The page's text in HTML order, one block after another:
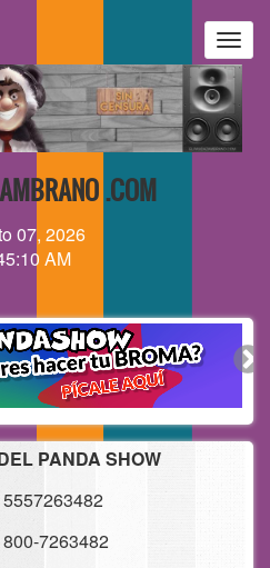
.COM
07, 2026
AM
PANDA SHOW
5557263482
800-7263482